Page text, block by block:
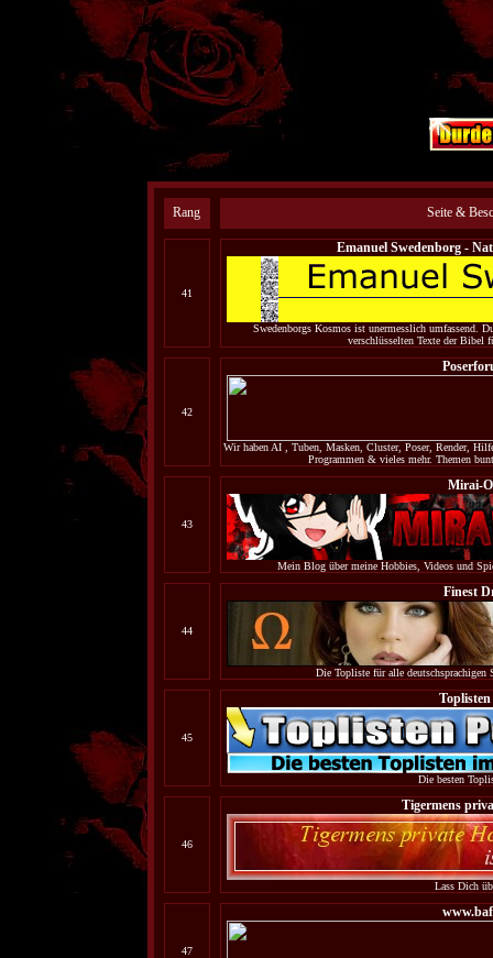
Rang Seite &
41
Emanuel Swedenborg -
Swedenborgs Kosmos ist unermesslich umfassend.
verschlüsselten Texte der Bibel
42
Wir haben AI , Tuben, Masken, Cluster, Poser, Render,
Programmen & vieles mehr. Themen
43
Mirai-
Mein Blog über meine Hobbies, Videos und
44
Finest
Die Topliste für alle
45
Die besten
46
Tigermens
Lass Dich
47